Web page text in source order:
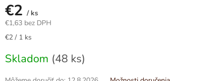
€2 / ks
€1,63 bez DPH
Jednotková
€2 / 1 ks
Skladom (48 ks)